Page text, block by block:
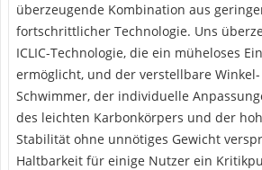
überzeugende Kombination aus
fortschrittlicher Technologie. Uns
ICLIC-Technologie, die ein müheloses
ermöglicht, und der verstellbare
Schwimmer, der individuelle
des leichten Karbonkörpers und der
Stabilität ohne unnötiges Gewicht
Haltbarkeit für einige Nutzer ein